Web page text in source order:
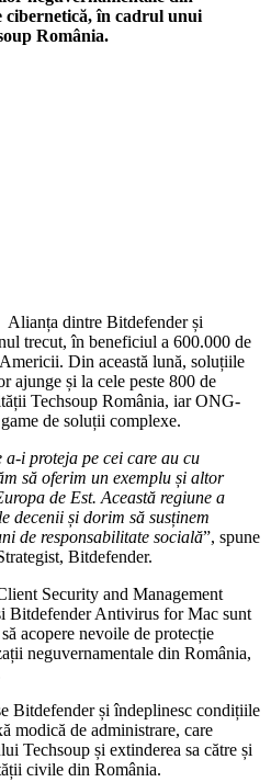
cibernetică, în cadrul unui
România.
Alianța dintre Bitdefender și
trecut, în beneficiul a 600.000 de
Din această lună, soluțiile
ajunge și la cele peste 800 de
Techsoup România, iar ONG-
de soluții complexe.
i proteja pe cei care au cu
să oferim un exemplu și altor
de Est. Această regiune a
decenii și dorim să susținem
de responsabilitate socială”, spune
Bitdefender.
Security and Management
Bitdefender Antivirus for Mac sunt
acopere nevoile de protecție
neguvernamentale din România,
Bitdefender și îndeplinesc condițiile
modică de administrare, care
Techsoup și extinderea sa către și
civile din România.